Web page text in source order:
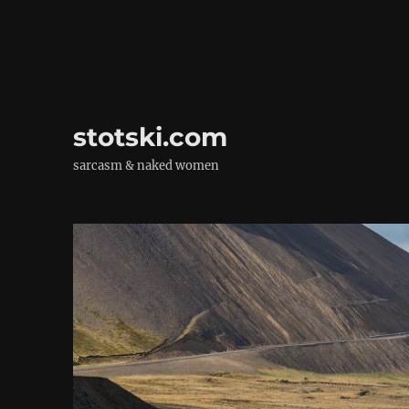
stotski.com
sarcasm & naked women